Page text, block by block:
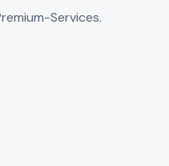
Services.